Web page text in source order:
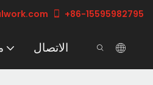
+86-15595982795
الاتصال